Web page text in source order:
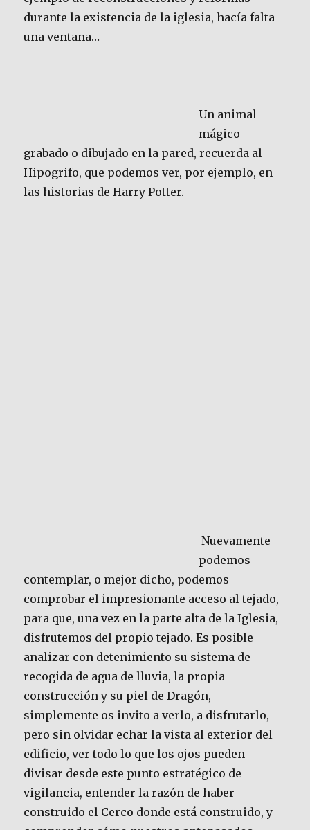
durante la existencia de la iglesia, hacía falta
una ventana…
Un animal
mágico
grabado o dibujado en la pared, recuerda al
Hipogrifo, que podemos ver, por ejemplo, en
las historias de Harry Potter.
Nuevamente
podemos
contemplar, o mejor dicho, podemos
comprobar el impresionante acceso al tejado,
para que, una vez en la parte alta de la Iglesia,
disfrutemos del propio tejado. Es posible
analizar con detenimiento su sistema de
recogida de agua de lluvia, la propia
construcción y su piel de Dragón,
simplemente os invito a verlo, a disfrutarlo,
pero sin olvidar echar la vista al exterior del
edificio, ver todo lo que los ojos pueden
divisar desde este punto estratégico de
vigilancia, entender la razón de haber
construido el Cerco donde está construido, y